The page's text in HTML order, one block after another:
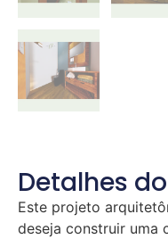
Detalhes
Este projeto
deseja construir uma